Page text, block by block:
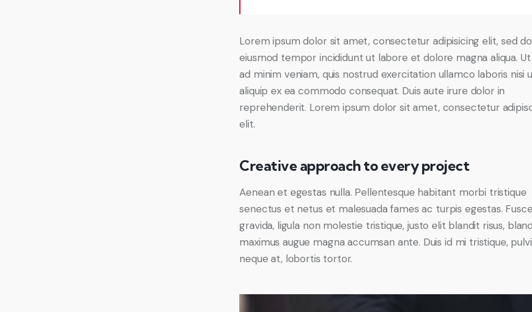
Lorem ipsum dolor sit amet, consectetur adipisicing elit, sed do
eiusmod tempor incididunt ut labore et dolore magna aliqua.
ad minim veniam, quis nostrud exercitation ullamco laboris nisi
aliquip ex ea commodo consequat. Duis aute irure dolor in
reprehenderit. Lorem ipsum dolor sit amet, consectetur
elit.
Creative approach to every project
Aenean et egestas nulla. Pellentesque habitant morbi tristique
senectus et netus et malesuada fames ac turpis egestas.
gravida, ligula non molestie tristique, justo elit blandit risus,
maximus augue magna accumsan ante. Duis id mi tristique,
neque at, lobortis tortor.